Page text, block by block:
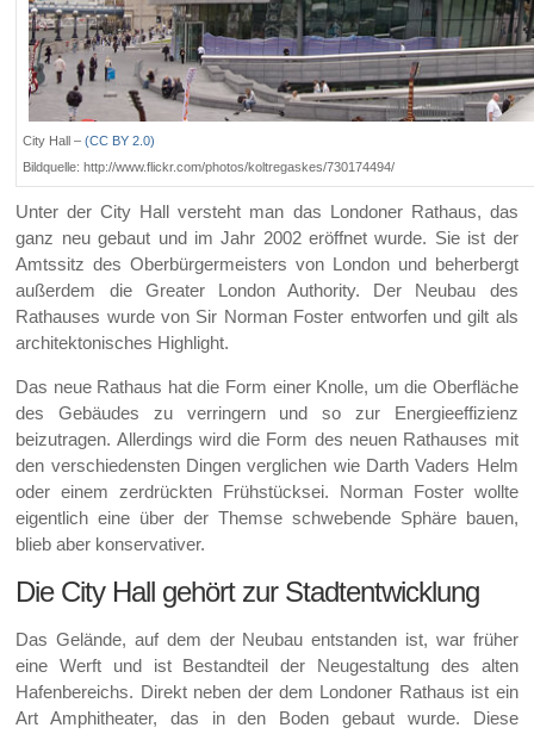
City Hall –(CC BY 2.0)
Bildquelle: http://www.flickr.com/photos/koltregaskes/730174494/
Unter der City Hall versteht man das Londoner Rathaus, das
ganz neu gebaut und im Jahr 2002 eröffnet wurde. Sie ist der
Amtssitz des Oberbürgermeisters von London und beherbergt
außerdem die Greater London Authority. Der Neubau des
Rathauses wurde von Sir Norman Foster entworfen und gilt als
architektonisches Highlight.
Das neue Rathaus hat die Form einer Knolle, um die Oberfläche
des Gebäudes zu verringern und so zur Energieeffizienz
beizutragen. Allerdings wird die Form des neuen Rathauses mit
den verschiedensten Dingen verglichen wie Darth Vaders Helm
oder einem zerdrückten Frühstücksei. Norman Foster wollte
eigentlich eine über der Themse schwebende Sphäre bauen,
blieb aber konservativer.
Die City Hall gehört zur Stadtentwicklung
Das Gelände, auf dem der Neubau entstanden ist, war früher
eine Werft und ist Bestandteil der Neugestaltung des alten
Hafenbereichs. Direkt neben der dem Londoner Rathaus ist ein
Art Amphitheater, das in den Boden gebaut wurde. Diese